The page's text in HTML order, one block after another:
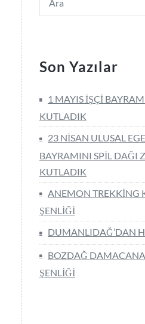
Son Yazılar
1 MAYIS İŞÇİ
KUTLADIK
23 NİSAN ULUSAL
BAYRAMINI SPİL DAĞI
KUTLADIK
ANEMON TREKKİNG
ŞENLİĞİ
DUMANLIDAĞ’DAN
BOZDAĞ
ŞENLİĞİ